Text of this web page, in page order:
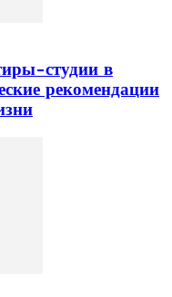
студии в
рекомендации